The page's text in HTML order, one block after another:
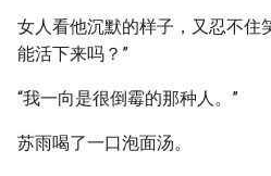
女人看他沉默的样子，又忍不住
能活下来吗？”
“我一向是很倒霉的那种人。”
苏雨喝了一口泡面汤。